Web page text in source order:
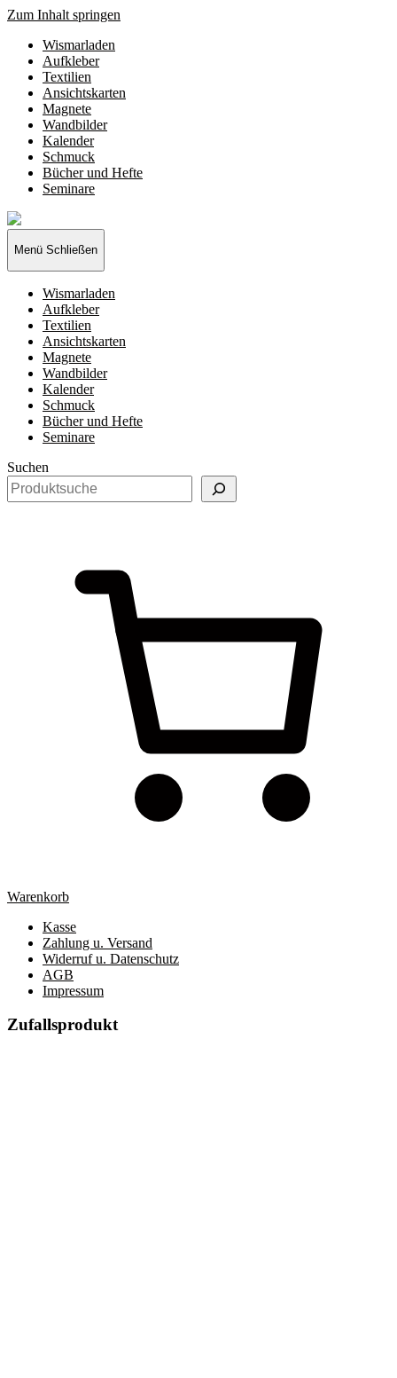
Zum Inhalt springen
Wismarladen
Aufkleber
Textilien
Ansichtskarten
Magnete
Wandbilder
Kalender
Schmuck
Bücher und Hefte
Seminare
Wismarladen
-
deine
Produzentengemeinschaft
Menü Schließen
Wismarladen
Aufkleber
Textilien
Ansichtskarten
Magnete
Wandbilder
Kalender
Schmuck
Bücher und Hefte
Seminare
Suchen
Warenkorb
Kasse
Zahlung u. Versand
Widerruf u. Datenschutz
AGB
Impressum
Zufallsprodukt